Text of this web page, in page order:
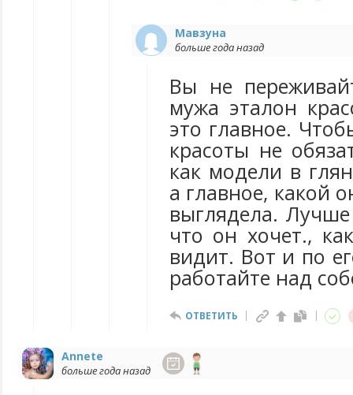
Мавзуна
больше года назад
Вы не
мужа эталон
это главное.
красоты не
как модели в
а главное, какой
выглядела.
что он хочет.,
видит. Вот и по
работайте над
ОТВЕТИТЬ
Annete
больше года назад